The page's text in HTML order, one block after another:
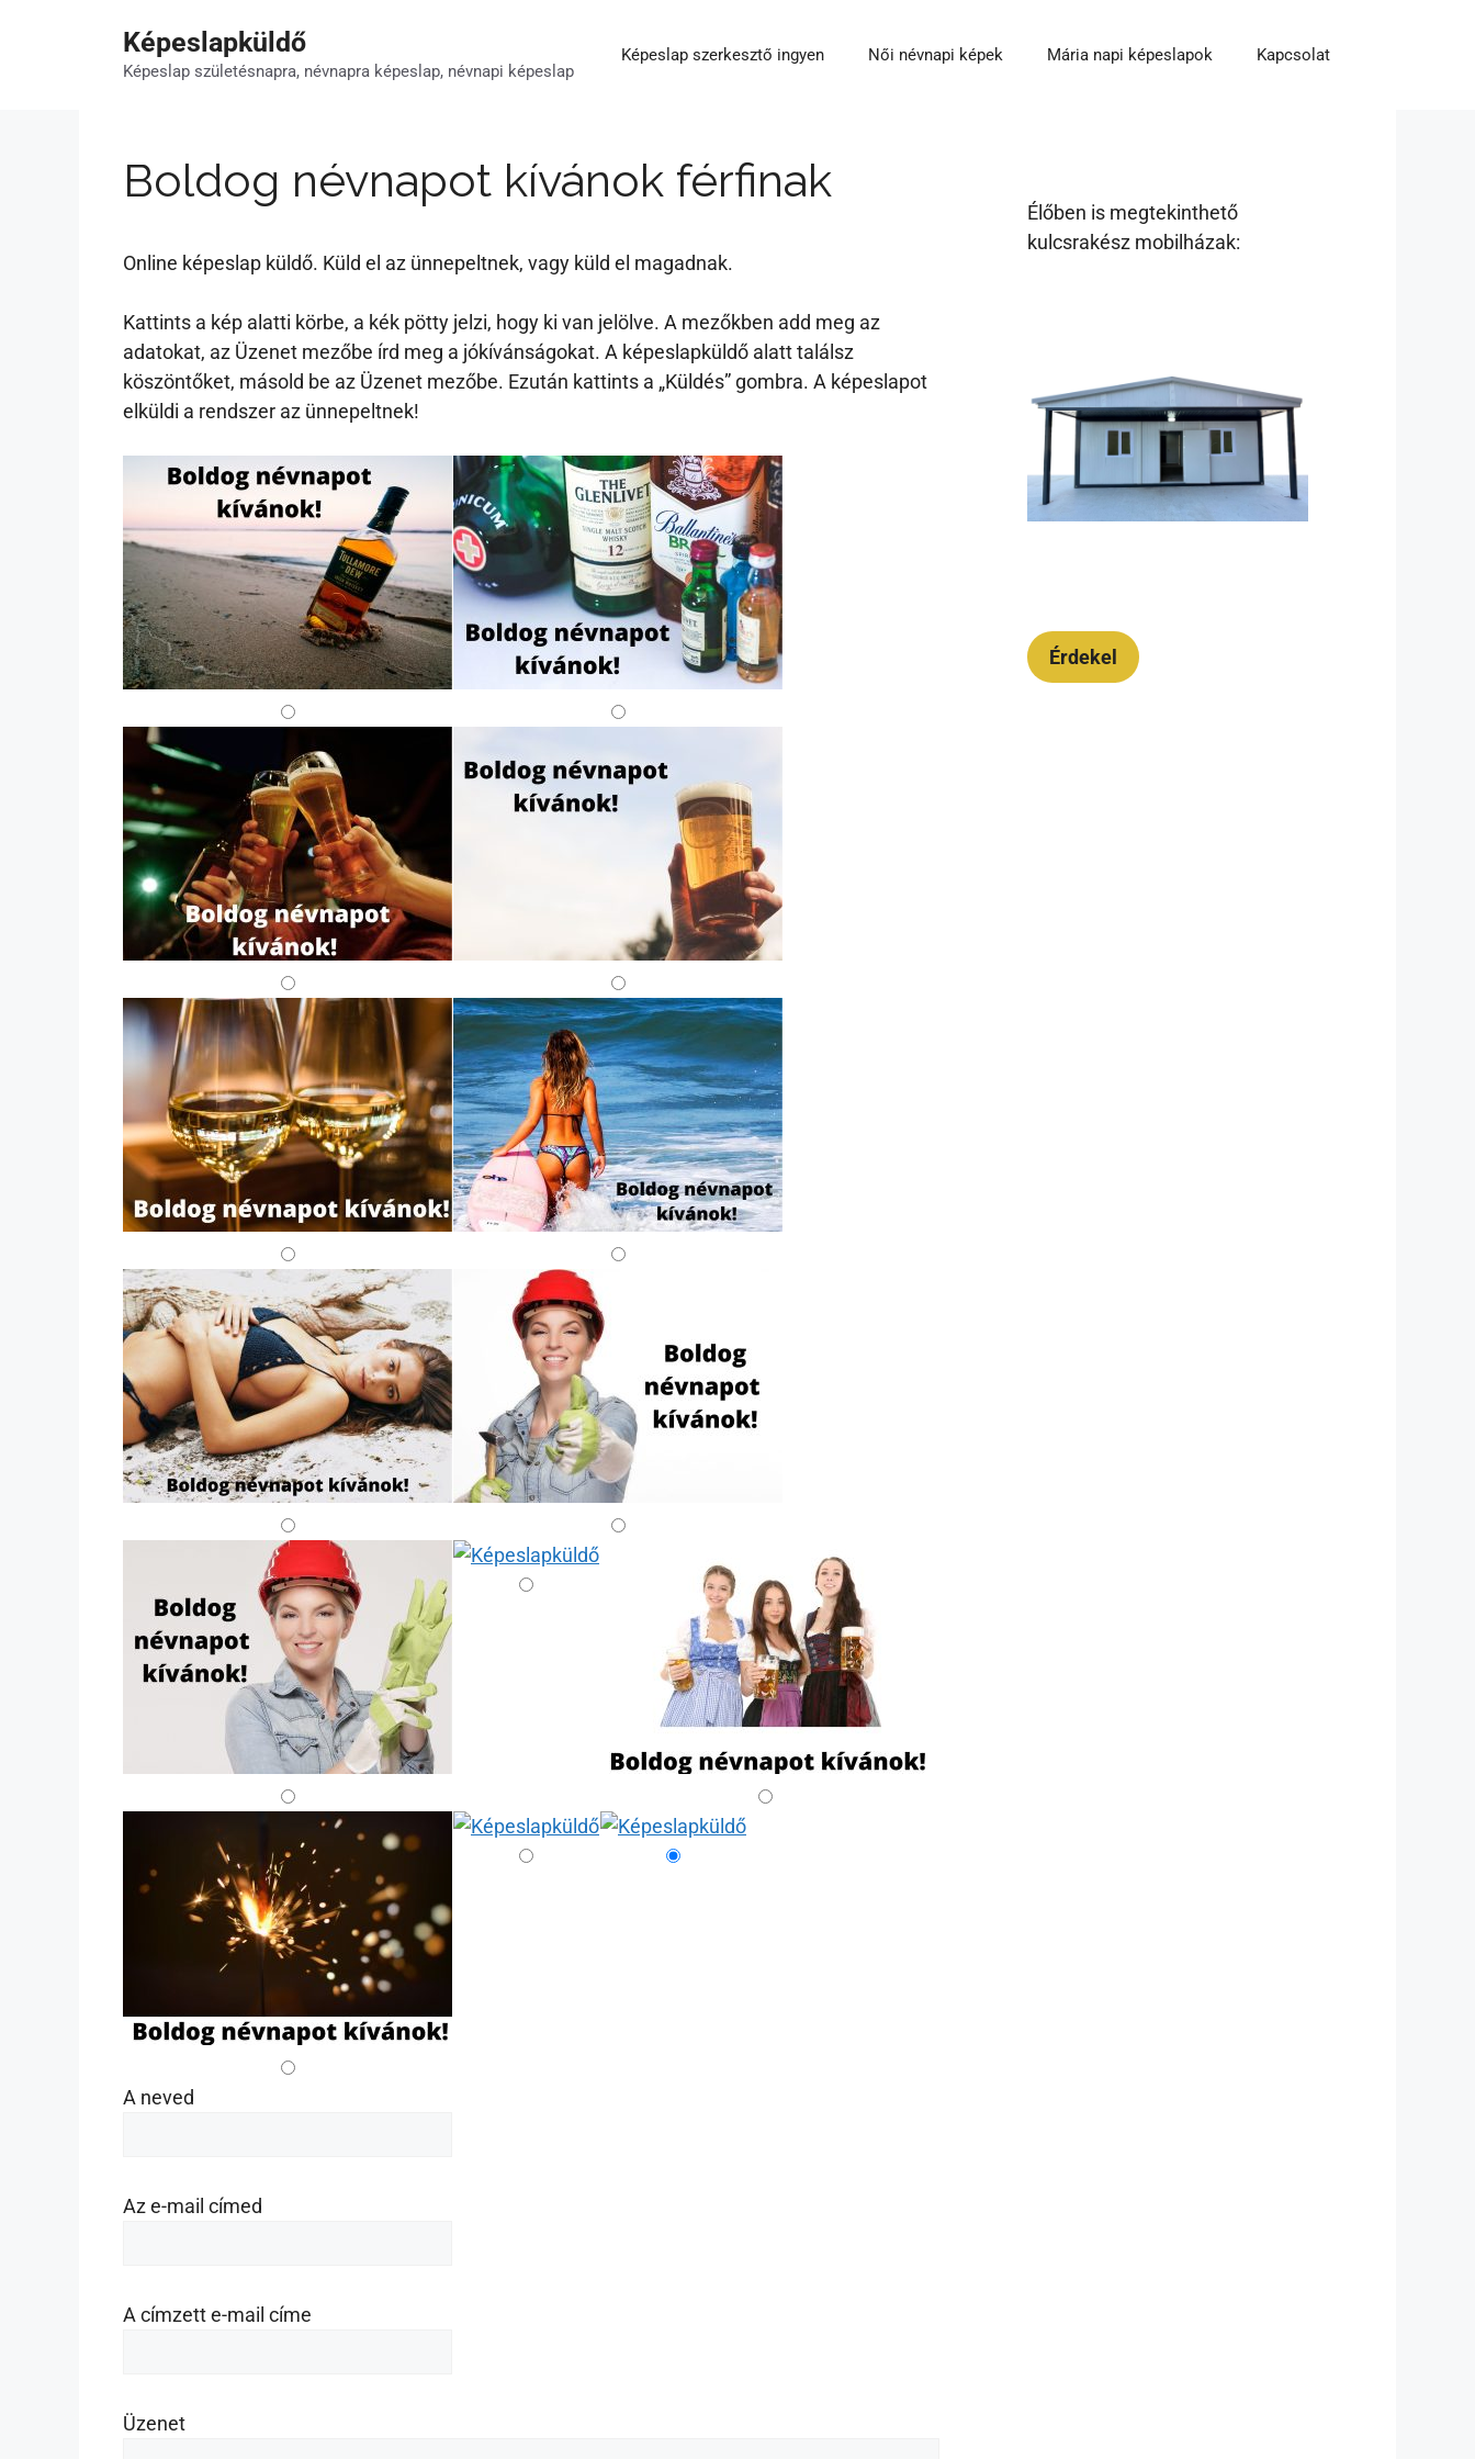
Képeslapküldő
Képeslap születésnapra, névnapra képeslap, névnapi képeslap
Képeslap szerkesztő ingyen Női névnapi képek Mária napi képeslapok Kapcsolat
Boldog névnapot kívánok férfinak
Online képeslap küldő. Küld el az ünnepeltnek, vagy küld el magadnak.
Kattints a kép alatti körbe, a kék pötty jelzi, hogy ki van jelölve. A mezőkben add meg az
adatokat, az Üzenet mezőbe írd meg a jókívánságokat. A képeslapküldő alatt találsz
köszöntőket, másold be az Üzenet mezőbe. Ezután kattints a „Küldés” gombra. A képeslapot
elküldi a rendszer az ünnepeltnek!
A neved
Az e-mail címed
A címzett e-mail címe
Üzenet
Élőben is megtekinthető
kulcsrakész mobilházak:
Érdekel